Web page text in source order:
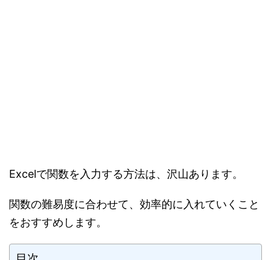
Excelで関数を入力する方法は、沢山あります。
関数の難易度に合わせて、効率的に入れていくこと
をおすすめします。